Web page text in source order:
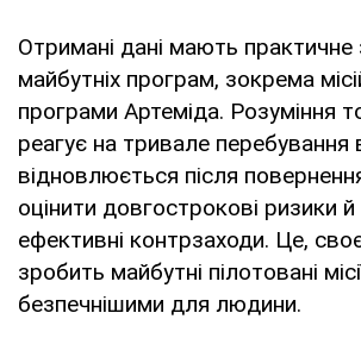
Отримані дані мають практичне
майбутніх програм, зокрема
програми Артеміда. Розуміння
реагує на тривале перебування
відновлюється після
оцінити довгострокові ризики
ефективні контрзаходи. Це,
зробить майбутні пілотовані
безпечнішими для людини.